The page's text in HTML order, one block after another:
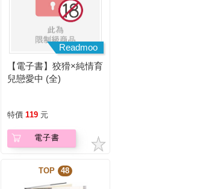
Readmoo
【電子書】狡猾×純情育
兒戀愛中 (全)
特價 119 元
電子書
TOP 48